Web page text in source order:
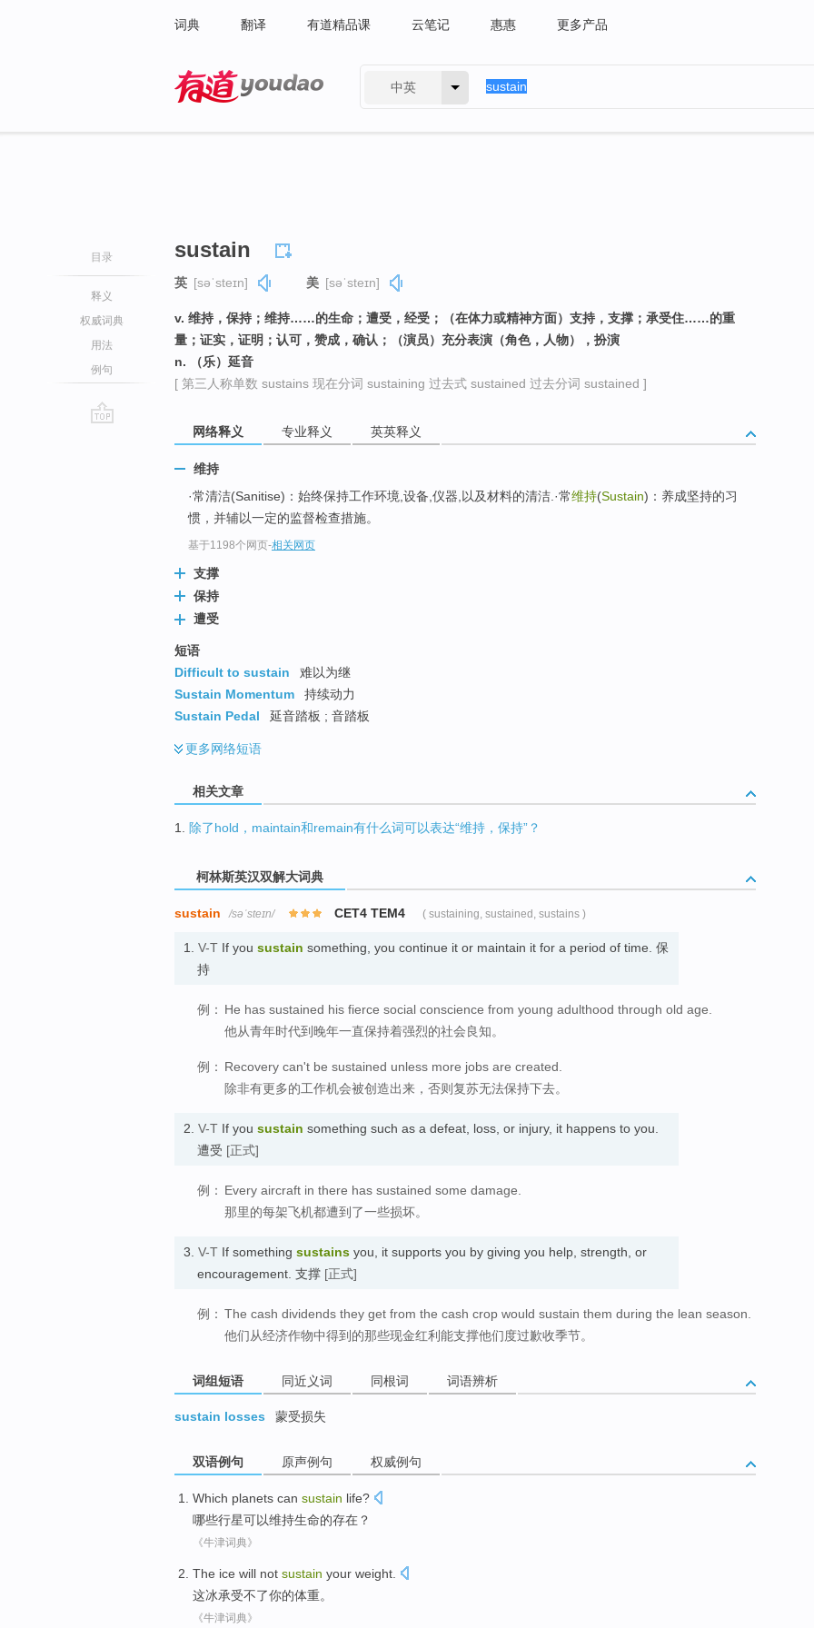
词典 翻译 有道精品课 云笔记 惠惠 更多产品
中英
目录
释义
权威词典
用法
例句
sustain
英 [səˈsteɪn] 美 [səˈsteɪn]
v. 维持，保持；维持……的生命；遭受，经受；（在体力或精神方面）支持，支撑；承受住……的重
量；证实，证明；认可，赞成，确认；（演员）充分表演（角色，人物），扮演
n. （乐）延音
[ 第三人称单数 sustains 现在分词 sustaining 过去式 sustained 过去分词 sustained ]
网络释义 专业释义 英英释义
维持
·常清洁(Sanitise)：始终保持工作环境,设备,仪器,以及材料的清洁.·常维持(Sustain)：养成坚持的习
惯，并辅以一定的监督检查措施。
基于1198个网页-相关网页
支撑
保持
遭受
短语
Difficult to sustain
难以为继
Sustain Momentum
持续动力
Sustain Pedal
延音踏板 ; 音踏板
更多网络短语
相关文章
1. 除了hold，maintain和remain有什么词可以表达“维持，保持”？
柯林斯英汉双解大词典
sustain /səˈsteɪn/ CET4 TEM4 ( sustaining, sustained, sustains )
1. V-T If you sustain something, you continue it or maintain it for a period of time. 保
持
例： He has sustained his fierce social conscience from young adulthood through old age.
他从青年时代到晚年一直保持着强烈的社会良知。
例： Recovery can't be sustained unless more jobs are created.
除非有更多的工作机会被创造出来，否则复苏无法保持下去。
2. V-T If you sustain something such as a defeat, loss, or injury, it happens to you.
遭受 [正式]
例： Every aircraft in there has sustained some damage.
那里的每架飞机都遭到了一些损坏。
3. V-T If something sustains you, it supports you by giving you help, strength, or
encouragement. 支撑 [正式]
例： The cash dividends they get from the cash crop would sustain them during the lean season.
他们从经济作物中得到的那些现金红利能支撑他们度过歉收季节。
词组短语 同近义词 同根词 词语辨析
sustain losses 蒙受损失
双语例句 原声例句 权威例句
Which planets can sustain life?
哪些行星可以维持生命的存在？
《牛津词典》
The ice will not sustain your weight
这冰承受不了你的体重。
《牛津词典》